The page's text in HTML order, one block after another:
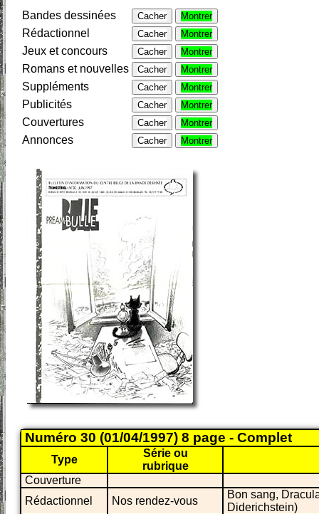
Bandes dessinées Cacher Montrer
Rédactionnel Cacher Montrer
Jeux et concours Cacher Montrer
Romans et nouvelles Cacher Montrer
Suppléments Cacher Montrer
Publicités Cacher Montrer
Couvertures Cacher Montrer
Annonces Cacher Montrer
Numéro 30 (01/04/1997) 8 page - Complet
Type
Série ou
rubrique
Couverture
Rédactionnel
Nos rendez-vous
Bon sang,
Diderichstein)